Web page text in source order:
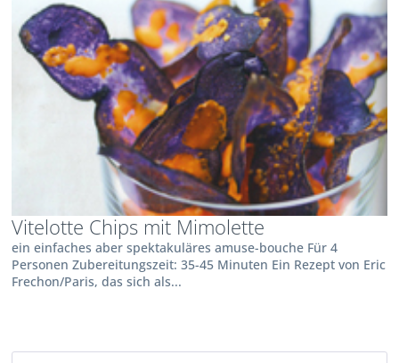
Vitelotte Chips mit Mimolette
ein einfaches aber spektakuläres amuse-bouche Für 4
Personen Zubereitungszeit: 35-45 Minuten Ein Rezept von Eric
Frechon/Paris, das sich als...